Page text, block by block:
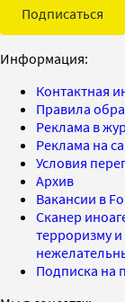
Подписаться
Информация:
Контактная
Правила
Реклама в
Реклама на
Условия
Архив
Вакансии в
Сканер
терроризму
Подписка на